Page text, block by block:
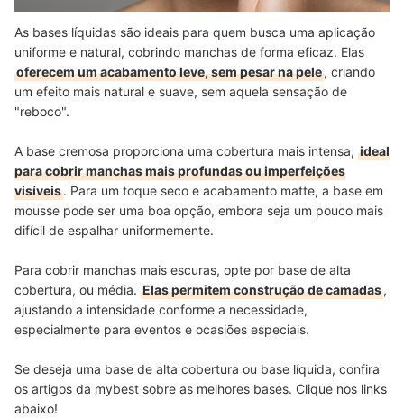
As bases líquidas são ideais para quem busca uma aplicação
uniforme e natural, cobrindo manchas de forma eficaz. Elas
oferecem um acabamento leve, sem pesar na pele, criando
um efeito mais natural e suave, sem aquela sensação de
"reboco".
A base cremosa proporciona uma cobertura mais intensa, ideal
para cobrir manchas mais profundas ou imperfeições
visíveis. Para um toque seco e acabamento matte, a base em
mousse pode ser uma boa opção, embora seja um pouco mais
difícil de espalhar uniformemente.
Para cobrir manchas mais escuras, opte por base de alta
cobertura, ou média. Elas permitem construção de camadas,
ajustando a intensidade conforme a necessidade,
especialmente para eventos e ocasiões especiais.
Se deseja uma base de alta cobertura ou base líquida, confira
os artigos da mybest sobre as melhores bases. Clique nos links
abaixo!